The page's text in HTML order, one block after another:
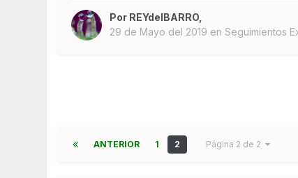
Por REYdelBARRO
29 de Mayo del 2019 enSeguimientos
ANTERIOR 1 2 Página 2 de 2